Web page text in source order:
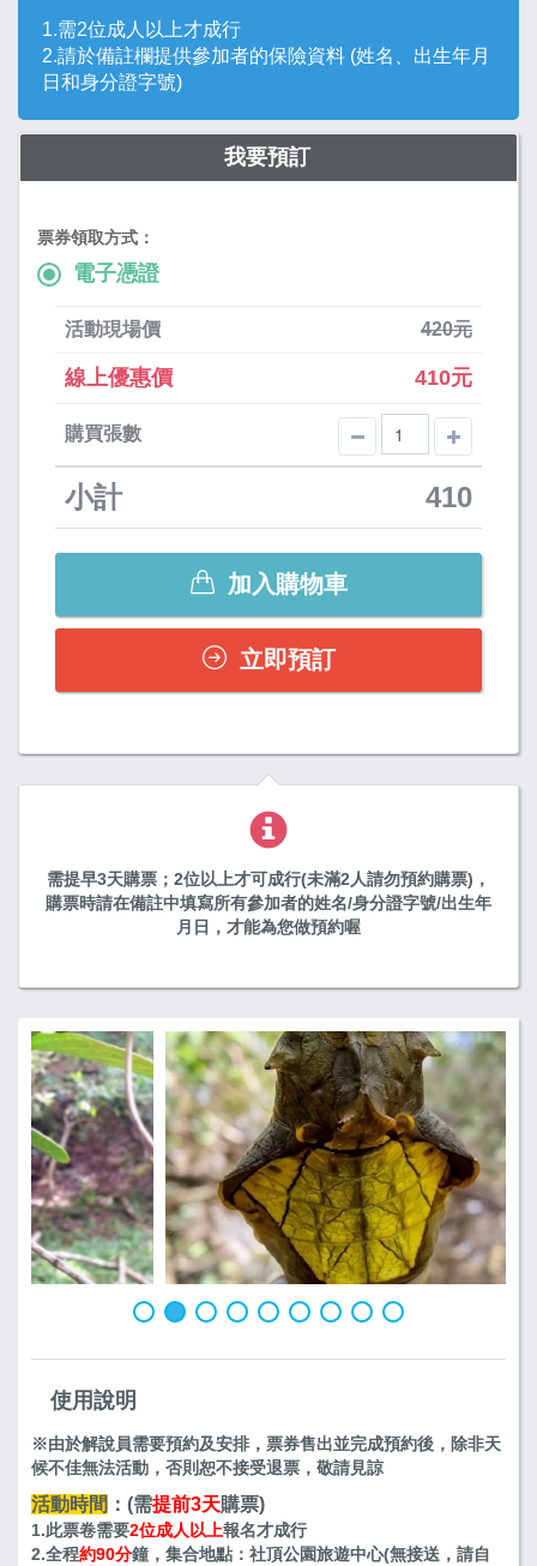
1.需2位成人以上才成行
2.請於備註欄提供參加者的保險資料 (姓名、出生年月
日和身分證字號)
我要預訂
票券領取方式：
電子憑證
活動現場價 420元
線上優惠價 410元
購買張數
小計 410
加入購物車
立即預訂
需提早3天購票；2位以上才可成行(未滿2人請勿預約購票)，
購票時請在備註中填寫所有參加者的姓名/身分證字號/出生年
月日，才能為您做預約喔
黃裳鳳蝶的帶蛹
使用說明
※由於解說員需要預約及安排，票券售出並完成預約後，除非天
候不佳無法活動，否則恕不接受退票，敬請見諒
活動時間 ： (需提前3天購票)
1.此票卷需要2位成人以上報名才成行
2.全程約90分鐘，集合地點：社頂公園旅遊中心(無接送，請自